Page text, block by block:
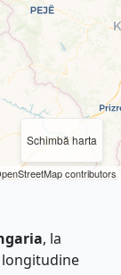
Schimbă harta
contributors
, la
longitudine